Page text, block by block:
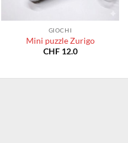
GIOCHI
Mini puzzle Zurigo
CHF12.0